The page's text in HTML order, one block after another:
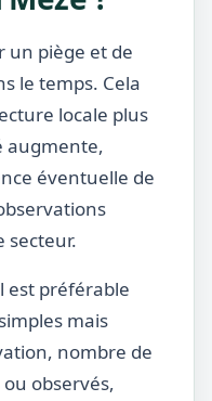
un piège et de
le temps. Cela
locale plus
augmente,
éventuelle de
secteur.
est préférable
mais
nombre de
observés,